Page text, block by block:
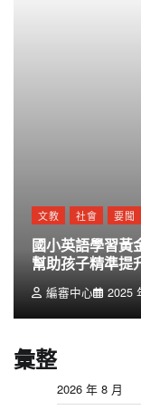
文教 社會 要聞
國小英語學習黃
幫助孩子精準提
編審中心 2025
彙整
2026 年 8 月